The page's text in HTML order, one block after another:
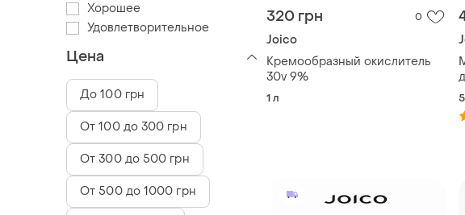
320 грн 0
Joico
Кремообразный окислитель
30v 9%
1 л
Хорошее
Удовлетворительное
Цена
До 100 грн
От 100 до 300 грн
От 300 до 500 грн
От 500 до 1000 грн